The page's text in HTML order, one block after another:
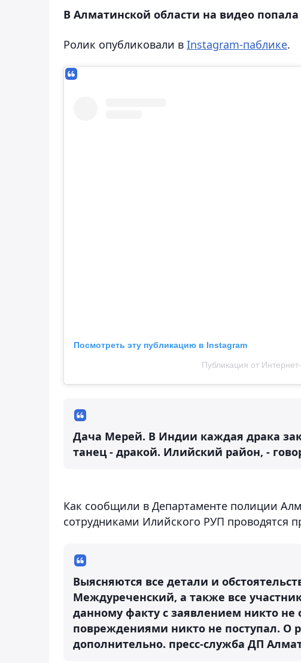
В Алматинской области на видео попала
Ролик опубликовали в Instagram-паблике.
Посмотреть эту публикацию в Instagram
Публикация от
Дача Мерей. В Индии каждая драка
танец - дракой. Илийский район, -
Как сообщили в Департаменте полиции
сотрудниками Илийского РУП проводятся
Выясняются все детали и
Междуреченский, а также все
данному факту с заявлением никто
повреждениями никто не поступал. О
дополнительно. пресс-служба ДП